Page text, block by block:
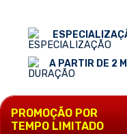
A PARTIR DE 2
PROMOÇÃO POR
TEMPO LIMITADO